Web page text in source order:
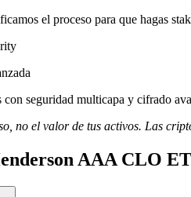
el proceso para que hagas
seguridad multicapa y cifrado
no el valor de tus activos. Las
AAA CLO